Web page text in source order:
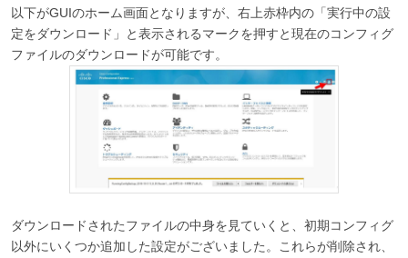
以下がGUIのホーム画面となりますが、右上赤枠内の「実行中の設
定をダウンロード」と表示されるマークを押すと現在のコンフィグ
ファイルのダウンロードが可能です。
ダウンロードされたファイルの中身を見ていくと、初期コンフィグ
以外にいくつか追加した設定がございました。これらが削除され、